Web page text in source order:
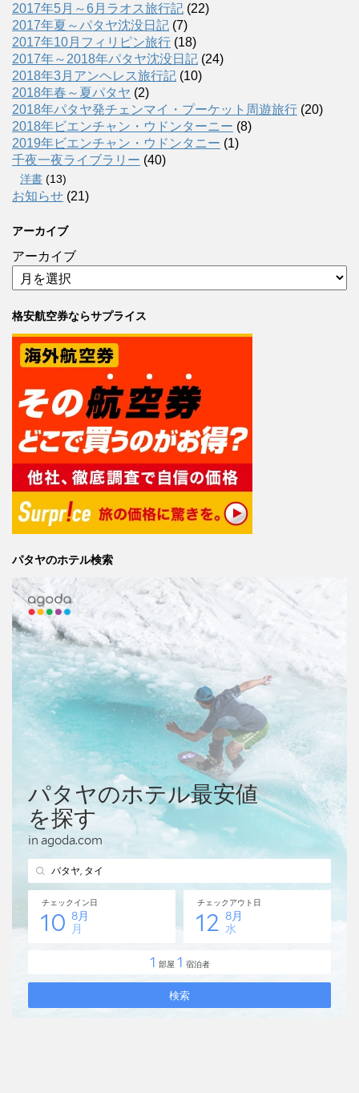
2017年5月～6月ラオス旅行記 (22)
2017年夏～パタヤ沈没日記 (7)
2017年10月フィリピン旅行 (18)
2017年～2018年パタヤ沈没日記 (24)
2018年3月アンヘレス旅行記 (10)
2018年春～夏パタヤ (2)
2018年パタヤ発チェンマイ・プーケット周遊旅行 (20)
2018年ビエンチャン・ウドンターニー (8)
2019年ビエンチャン・ウドンタニー (1)
千夜一夜ライブラリー (40)
洋書 (13)
お知らせ (21)
アーカイブ
アーカイブ
格安航空券ならサプライス
パタヤのホテル検索